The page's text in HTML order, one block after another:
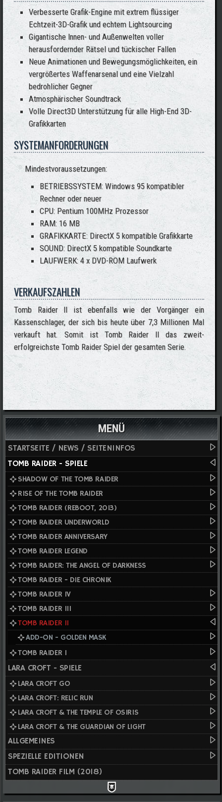
Verbesserte Grafik-Engine mit extrem flüssiger
Echtzeit-3D-Grafik und echtem Lightsourcing
Gigantische Innen- und Außenwelten voller
herausfordernder Rätsel und tückischer Fallen
Neue Animationen und Bewegungsmöglichkeiten, ein
vergrößertes Waffenarsenal und eine Vielzahl
bedrohlicher Gegner
Atmosphärischer Soundtrack
Volle Direct3D Unterstützung für alle High-End 3D-
Grafikkarten
SYSTEMANFORDERUNGEN
Mindestvoraussetzungen:
BETRIEBSSYSTEM: Windows 95 kompatibler
Rechner oder neuer
CPU: Pentium 100MHz Prozessor
RAM: 16 MB
GRAFIKKARTE: DirectX 5 kompatible Grafikkarte
SOUND: DirectX 5 kompatible Soundkarte
LAUFWERK: 4 x DVD-ROM Laufwerk
VERKAUFSZAHLEN
Tomb Raider II ist ebenfalls wie der Vorgänger ein
Kassenschlager, der sich bis heute über 7,3 Millionen Mal
verkauft hat. Somit ist Tomb Raider II das zweit-
erfolgreichste Tomb Raider Spiel der gesamten Serie.
MENÜ
STARTSEITE / NEWS / SEITENINFOS
TOMB RAIDER - SPIELE
SHADOW OF THE TOMB RAIDER
RISE OF THE TOMB RAIDER
TOMB RAIDER (REBOOT, 2013)
TOMB RAIDER UNDERWORLD
TOMB RAIDER ANNIVERSARY
TOMB RAIDER LEGEND
TOMB RAIDER: THE ANGEL OF DARKNESS
TOMB RAIDER - DIE CHRONIK
TOMB RAIDER IV
TOMB RAIDER III
TOMB RAIDER II
ADD-ON - GOLDEN MASK
TOMB RAIDER I
LARA CROFT - SPIELE
LARA CROFT GO
LARA CROFT: RELIC RUN
LARA CROFT & THE TEMPLE OF OSIRIS
LARA CROFT & THE GUARDIAN OF LIGHT
ALLGEMEINES
SPEZIELLE EDITIONEN
TOMB RAIDER FILM (2018)